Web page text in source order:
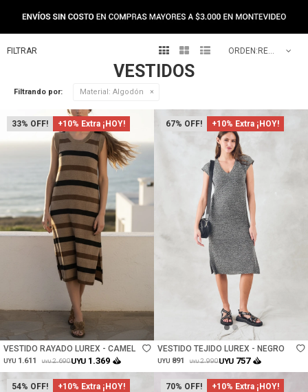
VESTIDOS
   RECOMENDADOS
Filtrando por: Material: Algodón
33 +10% Extra ¡HOY!
VESTIDO RAYADO LUREX - CAMEL
UYU 1.611 UYU 2.690UYU 1.369
67 +10% Extra ¡HOY!
VESTIDO TEJIDO LUREX - NEGRO
UYU 891 UYU 2.990UYU 757
54 +10% Extra ¡HOY! 70 +10% Extra ¡HOY!